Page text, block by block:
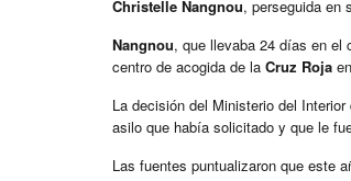
Christelle Nangnou, perseguida en
Nangnou, que llevaba 24 días en el
centro de acogida de la Cruz Roja
La decisión del Ministerio del
asilo que había solicitado y que le
Las fuentes puntualizaron que este